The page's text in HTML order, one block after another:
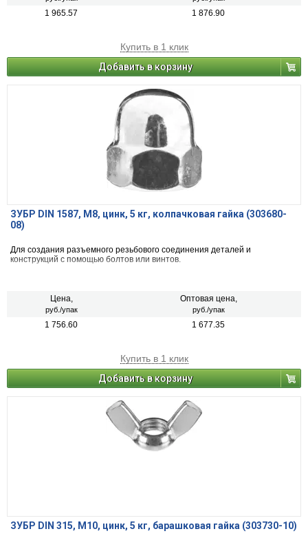
1 965.57 1 876.90
Купить в 1 клик
Добавить в корзину
ЗУБР DIN 1587, M8, цинк, 5 кг, колпачковая гайка (303680-
08)
Для создания разъемного резьбового соединения деталей и
конструкций с помощью болтов или винтов.
Цена,
руб./упак
Оптовая цена,
руб./упак
1 756.60 1 677.35
Купить в 1 клик
Добавить в корзину
ЗУБР DIN 315, M10, цинк, 5 кг, барашковая гайка (303730-10)